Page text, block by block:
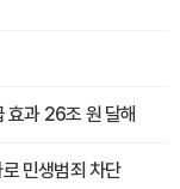
효과 26조 원 달해
민생범죄 차단